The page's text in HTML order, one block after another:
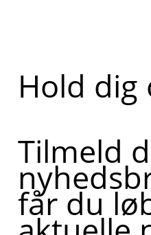
Hold
Tilmeld
får du